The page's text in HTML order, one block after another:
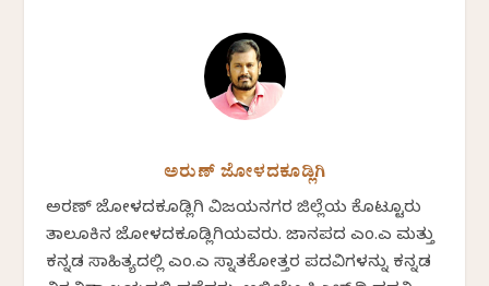
ಅರುಣ್ ಜೋಳದಕೂಡ್ಲಿಗಿ
ಅರಣ್ ಜೋಳದಕೂಡ್ಲಿಗಿ ವಿಜಯನಗರ ಜಿಲ್ಲೆಯ ಕೊಟ್ಟೂರು
ತಾಲೂಕಿನ ಜೋಳದಕೂಡ್ಲಿಗಿಯವರು. ಜಾನಪದ ಎಂ.ಎ ಮತ್ತು
ಕನ್ನಡ ಸಾಹಿತ್ಯದಲ್ಲಿ ಎಂ.ಎ ಸ್ನಾತಕೋತ್ತರ ಪದವಿಗಳನ್ನು ಕನ್ನಡ